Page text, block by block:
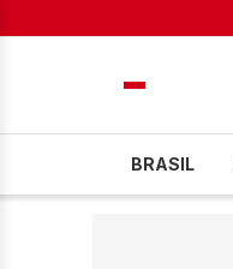
BRASIL